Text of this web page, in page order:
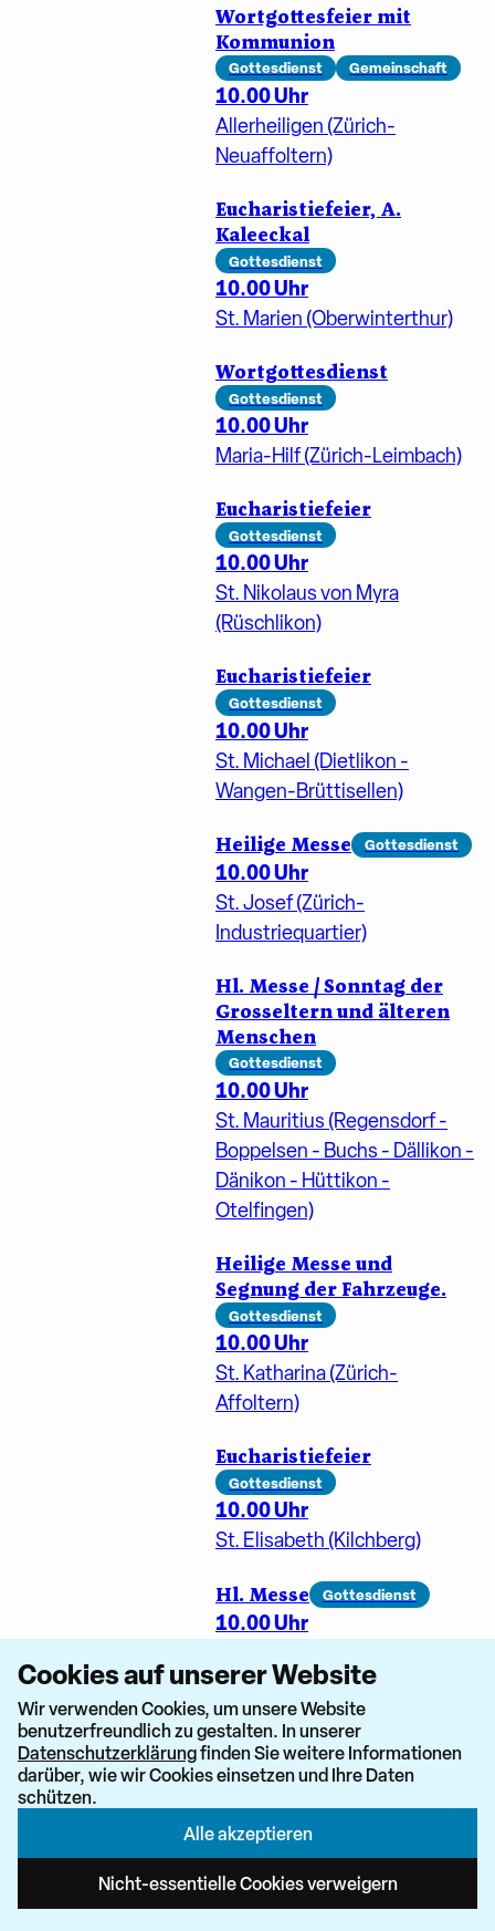
Wortgottesfeier mit
Kommunion
Gottesdienst Gemeinschaft
10.00 Uhr
Allerheiligen (Zürich-
Neuaffoltern)
Eucharistiefeier, A.
Kaleeckal
Gottesdienst
10.00 Uhr
St. Marien (Oberwinterthur)
Wortgottesdienst
Gottesdienst
10.00 Uhr
Maria-Hilf (Zürich-Leimbach)
Eucharistiefeier
Gottesdienst
10.00 Uhr
St. Nikolaus von Myra
(Rüschlikon)
Eucharistiefeier
Gottesdienst
10.00 Uhr
St. Michael (Dietlikon -
Wangen-Brüttisellen)
Heilige Messe Gottesdienst
10.00 Uhr
St. Josef (Zürich-
Industriequartier)
Hl. Messe / Sonntag der
Grosseltern und älteren
Menschen
Gottesdienst
10.00 Uhr
St. Mauritius (Regensdorf -
Boppelsen - Buchs - Dällikon -
Dänikon - Hüttikon -
Otelfingen)
Heilige Messe und
Segnung der Fahrzeuge.
Gottesdienst
10.00 Uhr
St. Katharina (Zürich-
Affoltern)
Eucharistiefeier
Gottesdienst
10.00 Uhr
St. Elisabeth (Kilchberg)
Hl. Messe Gottesdienst
10.00 Uhr
Eucharistiefeier
Gottesdienst
10.00 Uhr
Heilig Geist (Zürich-Höngg)
Sonntagsgottesdienst
10.00 Uhr St. Georg (Elgg)
Cookies auf unserer Website
Wir verwenden Cookies, um unsere Website
benutzerfreundlich zu gestalten. In unserer
Datenschutzerklärungfinden Sie weitere Informationen
darüber, wie wir Cookies einsetzen und Ihre Daten
schützen.
Alle akzeptieren
Nicht-essentielle Cookies verweigern